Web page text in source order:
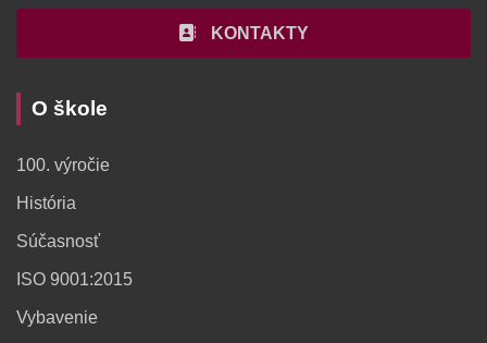
KONTAKTY
O škole
100. výročie
História
Súčasnosť
ISO 9001:2015
Vybavenie